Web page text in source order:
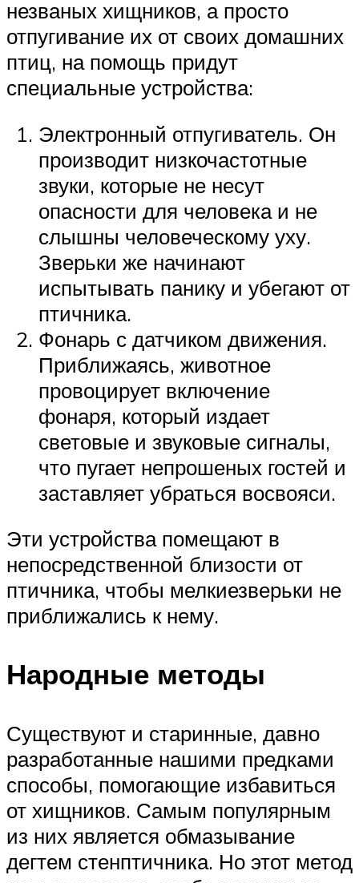
незваных хищников, а просто
отпугивание их от своих домашних
птиц, на помощь придут
специальные устройства:
Электронный отпугиватель. Он
производит низкочастотные
звуки, которые не несут
опасности для человека и не
слышны человеческому уху.
Зверьки же начинают
испытывать панику и убегают от
птичника.
Фонарь с датчиком движения.
Приближаясь, животное
провоцирует включение
фонаря, который издает
световые и звуковые сигналы,
что пугает непрошеных гостей и
заставляет убраться восвояси.
Эти устройства помещают в
непосредственной близости от
птичника, чтобы мелкиезверьки не
приближались к нему.
Народные методы
Существуют и старинные, давно
разработанные нашими предками
способы, помогающие избавиться
от хищников. Самым популярным
из них является обмазывание
дегтем стенптичника. Но этот метод